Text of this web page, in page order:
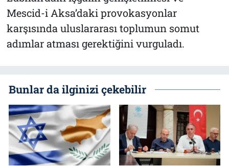
Mescid-i Aksa’daki provokasyonlar
karşısında uluslararası toplumun somut
adımlar atması gerektiğini vurguladı.
Bunlar da ilginizi çekebilir